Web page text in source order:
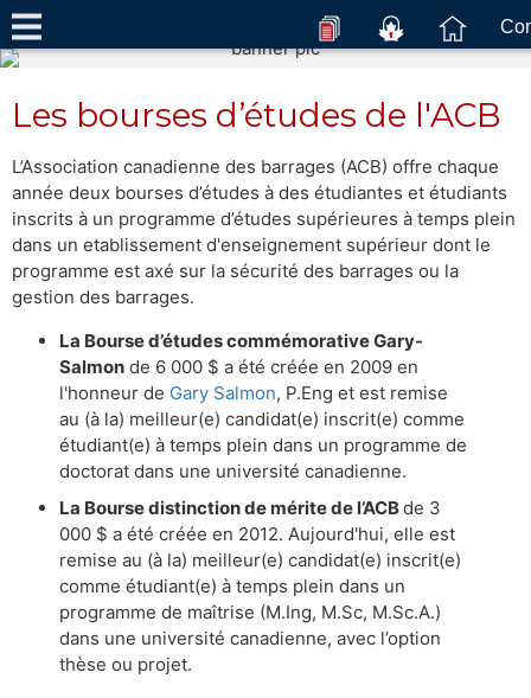
Les bourses d’études de l'ACB
L’Association canadienne des barrages (ACB) offre chaque
année deux bourses d’études à des étudiantes et étudiants
inscrits à un programme d’études supérieures à temps plein
dans un etablissement d'enseignement supérieur dont le
programme est axé sur la sécurité des barrages ou la
gestion des barrages.
La Bourse d’études commémorative Gary-
Salmon de 6 000 $ a été créée en 2009 en
l'honneur de Gary Salmon, P.Eng et est remise
au (à la) meilleur(e) candidat(e) inscrit(e) comme
étudiant(e) à temps plein dans un programme de
doctorat dans une université canadienne.
La Bourse distinction de mérite de l’ACBde 3
000 $ a été créée en 2012. Aujourd'hui, elle est
remise au (à la) meilleur(e) candidat(e) inscrit(e)
comme étudiant(e) à temps plein dans un
programme de maîtrise (M.Ing, M.Sc, M.Sc.A.)
dans une université canadienne, avec l’option
thèse ou projet.